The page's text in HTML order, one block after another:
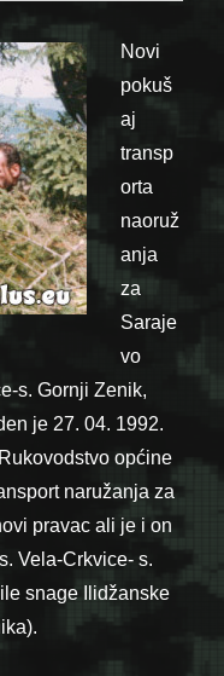
Novi
pokuš
aj
transp
orta
naoruž
anja
za
Saraje
vo
s. Gornji Zenik,
je 27. 04. 1992.
općine
naružanja za
pravac ali je i on
Vela-Crkvice- s.
snage Ilidžanske
Izveden novi pokušaj